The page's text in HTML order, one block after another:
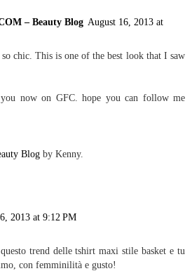
– Beauty Blog August 16, 2013 at
chic. This is one of the best look that I saw
now on GFC. hope you can follow me
Blog by Kenny.
2013 at 9:12 PM
trend delle tshirt maxi stile basket e tu
con femminilità e gusto!